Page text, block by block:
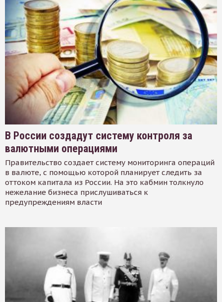
В России создадут систему контроля за
валютными операциями
Правительство создает систему мониторинга операций
в валюте, с помощью которой планирует следить за
оттоком капитала из России. На это кабмин толкнуло
нежелание бизнеса прислушиваться к
предупреждениям власти